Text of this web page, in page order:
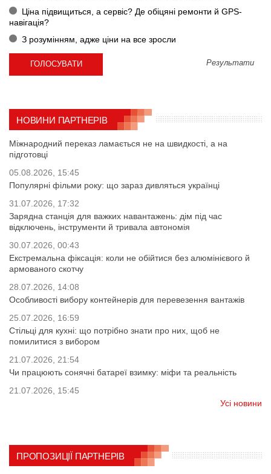
Ціна підвищиться, а сервіс? Де обіцяні ремонти й GPS-
навігація?
З розумінням, адже ціни на все зросли
Результати
НОВИНИ ПАРТНЕРІВ
Міжнародний переказ ламається не на швидкості, а на
підготовці
05.08.2026, 15:45
Популярні фільми року: що зараз дивляться українці
31.07.2026, 17:32
Зарядна станція для важких навантажень: дім під час
відключень, інструменти й тривала автономія
30.07.2026, 00:43
Екстремальна фіксація: коли не обійтися без алюмінієвого й
армованого скотчу
28.07.2026, 14:08
Особливості вибору контейнерів для перевезення вантажів
25.07.2026, 16:59
Стільці для кухні: що потрібно знати про них, щоб не
помилитися з вибором
21.07.2026, 21:54
Чи працюють сонячні батареї взимку: міфи та реальність
21.07.2026, 15:45
Усі новини
ПРОПОЗИЦІЇ ПАРТНЕРІВ